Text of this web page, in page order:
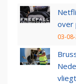
over
03-